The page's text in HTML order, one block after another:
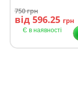
750грн
від 596.25 грн
Є в наявності